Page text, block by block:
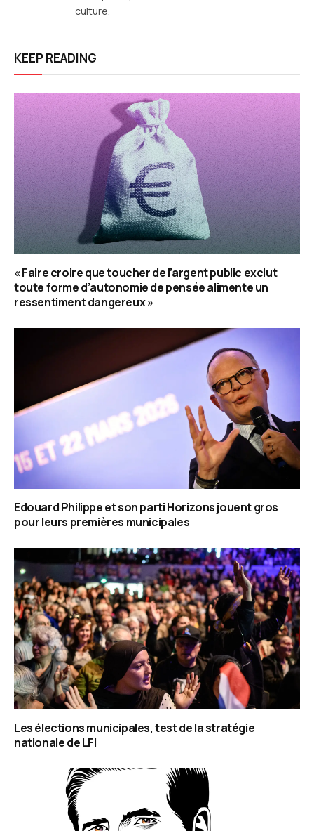
culture.
KEEP READING
« Faire croire que toucher de l’argent public exclut
toute forme d’autonomie de pensée alimente un
ressentiment dangereux »
Edouard Philippe et son parti Horizons jouent gros
pour leurs premières municipales
Les élections municipales, test de la stratégie
nationale de LFI